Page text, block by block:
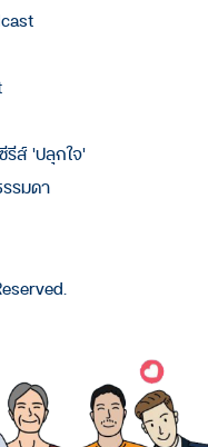
ส์ 'ปลุกใจ'
รมดา